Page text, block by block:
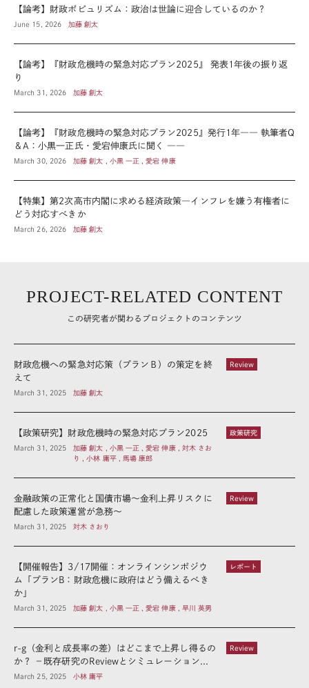
【論考】財政ポピュリズム：政治は世論に迎合しているのか？
June 15, 2026 加藤 創太
【論考】『財政危機時の緊急対応プラン2025』 発表1年後の振り返
り
March 31, 2026 加藤 創太
【論考】『財政危機時の緊急対応プラン2025』発行1年―― 執筆者Q
＆A：小黒一正氏・愛宕伸康氏に聞く ――
March 30, 2026 加藤 創太 , 小黒 一正 , 愛宕 伸康
【特集】第2次高市内閣に求める経済政策―インフレを嫌う有権者に
どう対応すべきか
March 26, 2026 加藤 創太
PROJECT-RELATED CONTENT
この研究者が関わるプロジェクトのコンテンツ
Review
財政危機への緊急対応策（プランＢ）の策定を終
えて
March 31, 2025 加藤 創太
政策研究
【政策研究】財政危機時の緊急対応プラン2025
March 31, 2025
加藤 創太 , 小黒 一正 , 愛宕 伸康 , 対木 さお
り , 小林 庸平 , 馬場 康郎
Review
金融政策の正常化と国債市場～金利上昇リスクに
配慮した政策運営が急務～
March 31, 2025 対木 さおり
レポート
【開催報告】3/17開催：オンラインシンポジウ
ム「プランB：財政危機に政府はどう備えるべき
か」
March 31, 2025 加藤 創太 , 小黒 一正 , 愛宕 伸康 , 早川 英男
Review
r-g（金利と成長率の差）はどこまで上昇し得るの
か？ －既存研究のReviewとシミュレーション...
March 25, 2025 小林 庸平